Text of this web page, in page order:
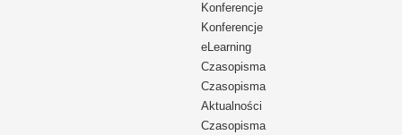
Konferencje
Konferencje
eLearning
Czasopisma
Czasopisma
Aktualności
Czasopisma